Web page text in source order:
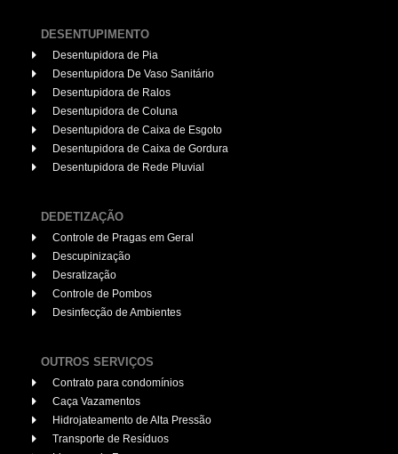
DESENTUPIMENTO
Desentupidora de Pia
Desentupidora De Vaso Sanitário
Desentupidora de Ralos
Desentupidora de Coluna
Desentupidora de Caixa de Esgoto
Desentupidora de Caixa de Gordura
Desentupidora de Rede Pluvial
DEDETIZAÇÃO
Controle de Pragas em Geral
Descupinização
Desratização
Controle de Pombos
Desinfecção de Ambientes
OUTROS SERVIÇOS
Contrato para condomínios
Caça Vazamentos
Hidrojateamento de Alta Pressão
Transporte de Resíduos